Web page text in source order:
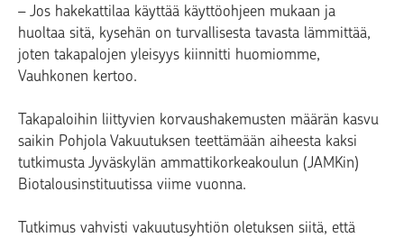
– Jos hakekattilaa käyttää käyttöohjeen mukaan ja
huoltaa sitä, kysehän on turvallisesta tavasta lämmittää,
joten takapalojen yleisyys kiinnitti huomiomme,
Vauhkonen kertoo.
Takapaloihin liittyvien korvaushakemusten määrän kasvu
saikin Pohjola Vakuutuksen teettämään aiheesta kaksi
tutkimusta Jyväskylän ammattikorkeakoulun (JAMKin)
Biotalousinstituutissa viime vuonna.
Tutkimus vahvisti vakuutusyhtiön oletuksen siitä, että